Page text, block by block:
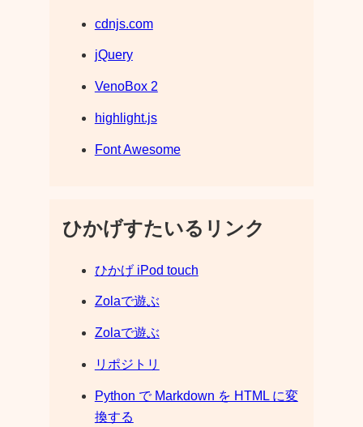
cdnjs.com
jQuery
VenoBox 2
highlight.js
Font Awesome
ひかげすたいるリンク
ひかげ iPod touch
Zolaで遊ぶ
Zolaで遊ぶ
リポジトリ
Python で Markdown を HTML に変
換する